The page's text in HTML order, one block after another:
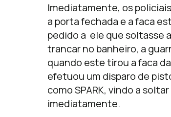
Imediatamente, os
a porta fechada e a faca
pedido a ele que soltasse
trancar no banheiro, a
quando este tirou a faca
efetuou um disparo de
como SPARK, vindo a
imediatamente.